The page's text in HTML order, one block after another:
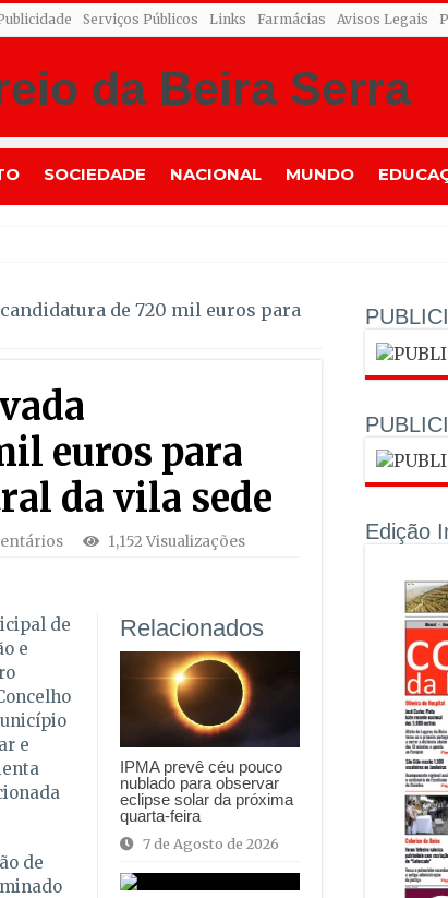
Serviços Públicos Links Farmácias Avisos Legais
SOCIEDADE NACIONAL MUNDO
de 720 mil euros para
euros para
da vila sede
1,152 Visualizações
Relacionados
IPMA prevê céu pouco
nublado para observar
eclipse solar da próxima
quarta-feira
7 de Agosto de 2026
de
e
e
de
Edição